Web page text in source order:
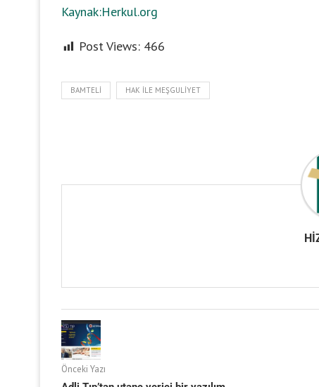
Kaynak:Herkul.org
Post Views: 466
BAMTELI HAK İLE MEŞGULIYET
Önceki Yazı